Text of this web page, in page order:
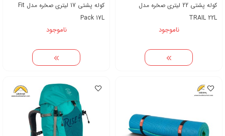
کوله پشتی 22 لیتری صخره مدل
TRAIL 22L
ناموجود
کوله پشتی 17 لیتری صخره مدل Fit
Pack 17L
ناموجود